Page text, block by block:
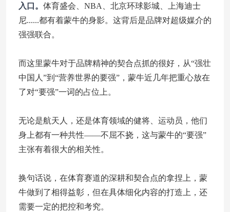
入口。 体育盛会、NBA、北京环球影城、上海迪士
尼......都有着蒙牛的身影。这背后是品牌对超级媒介的
强强联合。
而这里蒙牛对于品牌精神的契合点抓的很好，从“强壮
中国人”到“营养世界的要强”，蒙牛近几年把重心放在
了对“要强”一词的占位上。
无论是航天人，还是体育领域的健将、运动员，他们
身上都有一种共性——不屈不挠，这与蒙牛的“要强”
主张有着很大的相关性。
换句话说，在体育赛道的深耕和契合点的拿捏上，蒙
牛做到了相得益彰，但在具体细化内容的打造上，还
需要一定的把控和考究。